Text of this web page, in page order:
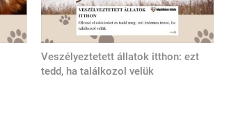
Veszélyeztetett állatok itthon: ezt
tedd, ha találkozol velük